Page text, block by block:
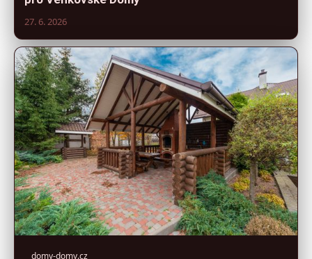
27. 6. 2026
domy-domy.cz